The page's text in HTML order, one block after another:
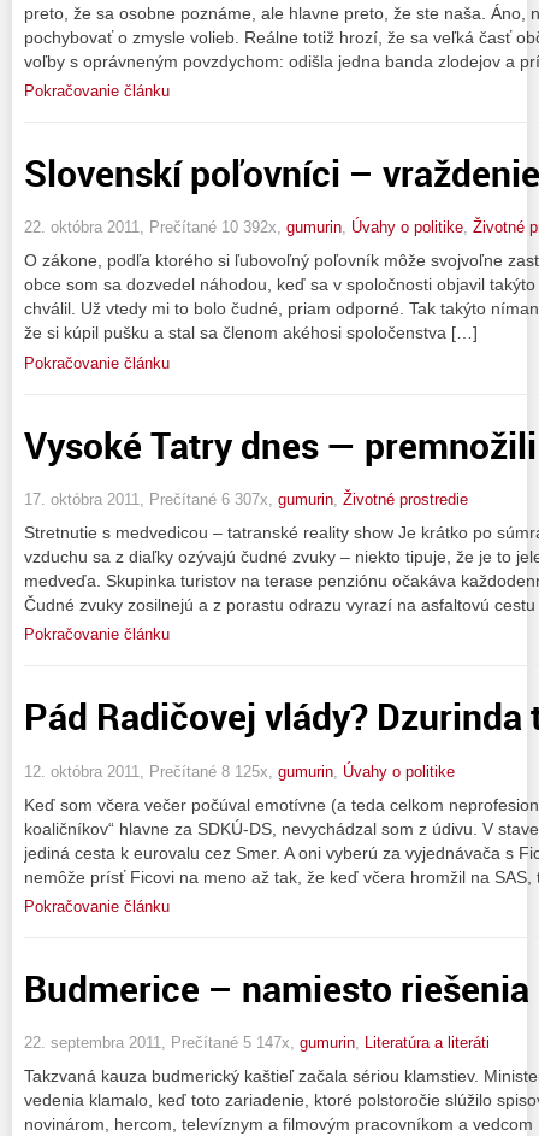
preto, že sa osobne poznáme, ale hlavne preto, že ste naša. Áno,
pochybovať o zmysle volieb. Reálne totiž hrozí, že sa veľká časť
voľby s oprávneným povzdychom: odišla jedna banda zlodejov a
Pokračovanie článku
Slovenskí poľovníci –
22. októbra 2011, Prečítané 10 392x, gumurin, Úvahy o politike, Životné
O zákone, podľa ktorého si ľubovoľný poľovník môže svojvoľne
obce som sa dozvedel náhodou, keď sa v spoločnosti objavil
chválil. Už vtedy mi to bolo čudné, priam odporné. Tak takýto
že si kúpil pušku a stal sa členom akéhosi spoločenstva […]
Pokračovanie článku
Vysoké Tatry dnes —
17. októbra 2011, Prečítané 6 307x, gumurin, Životné prostredie
Stretnutie s medvedicou – tatranské reality show Je krátko po
vzduchu sa z diaľky ozývajú čudné zvuky – niekto tipuje, že je to
medveďa. Skupinka turistov na terase penziónu očakáva
Čudné zvuky zosilnejú a z porastu odrazu vyrazí na asfaltovú
Pokračovanie článku
Pád Radičovej vlády? Dzurinda
12. októbra 2011, Prečítané 8 125x, gumurin Úvahy o politike
Keď som včera večer počúval emotívne (a teda celkom
koaličníkov“ hlavne za SDKÚ-DS, nevychádzal som z údivu. V
jediná cesta k eurovalu cez Smer. A oni vyberú za vyjednávača s
nemôže prísť Ficovi na meno až tak, že keď včera hromžil na
Pokračovanie článku
Budmerice – namiesto
22. septembra 2011, Prečítané 5 147x, gumurin, Literatúra a literáti
Takzvaná kauza budmerický kaštieľ začala sériou klamstiev.
vedenia klamalo, keď toto zariadenie, ktoré polstoročie slúžilo
novinárom, hercom, televíznym a filmovým pracovníkom a